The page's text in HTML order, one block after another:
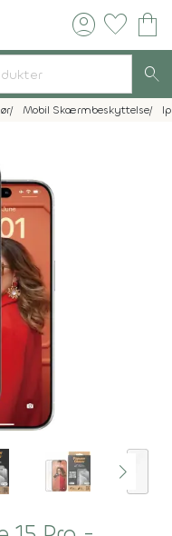
account_circle favorite shopping_bag
search
Mobil Skærmbeskyttelse